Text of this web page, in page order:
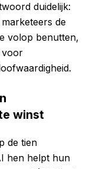
duidelijk:
de
volop benutten,
voor
winst
de tien
hen helpt hun